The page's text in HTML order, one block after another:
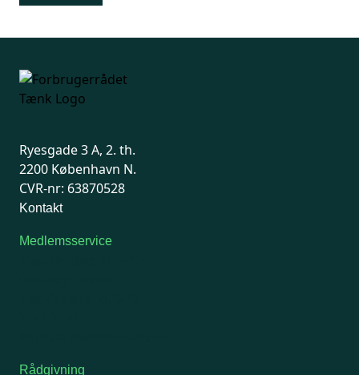
Ryesgade 3 A, 2. th.
2200 København N.
CVR-nr: 63870528
Kontakt
Medlemsservice
Rådgivning